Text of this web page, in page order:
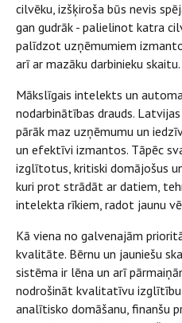
cilvēku, izšķiroša būs nevis
gan gudrāk - palielinot katra
palīdzot uzņēmumiem
arī ar mazāku darbinieku skaitu.
Mākslīgais intelekts un
nodarbinātības drauds.
pārāk maz uzņēmumu un
un efektīvi izmantos. Tāpēc
izglītotus, kritiski domājošus
kuri prot strādāt ar datiem,
intelekta rīkiem, radot jaunu
Kā viena no galvenajām
kvalitāte. Bērnu un jauniešu
sistēma ir lēna un arī
nodrošināt kvalitatīvu
analītisko domāšanu, finanšu